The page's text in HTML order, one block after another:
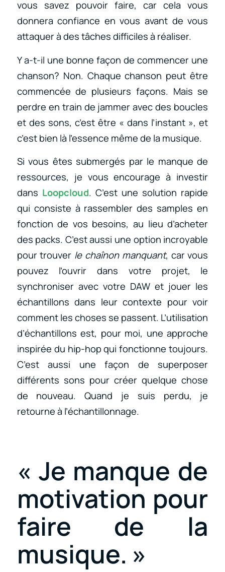
vous savez pouvoir faire, car cela vous
donnera confiance en vous avant de vous
attaquer à des tâches difficiles à réaliser.
Y a-t-il une bonne façon de commencer une
chanson? Non. Chaque chanson peut être
commencée de plusieurs façons. Mais se
perdre en train de jammer avec des boucles
et des sons, c’est être « dans l’instant », et
c’est bien là l’essence même de la musique.
Si vous êtes submergés par le manque de
ressources, je vous encourage à investir
dans Loopcloud. C’est une solution rapide
qui consiste à rassembler des samples en
fonction de vos besoins, au lieu d’acheter
des packs. C’est aussi une option incroyable
pour trouver le chaînon manquant, car vous
pouvez l’ouvrir dans votre projet, le
synchroniser avec votre DAW et jouer les
échantillons dans leur contexte pour voir
comment les choses se passent. L’utilisation
d’échantillons est, pour moi, une approche
inspirée du hip-hop qui fonctionne toujours.
C’est aussi une façon de superposer
différents sons pour créer quelque chose
de nouveau. Quand je suis perdu, je
retourne à l’échantillonnage.
« Je manque de
motivation pour
faire de la
musique. »